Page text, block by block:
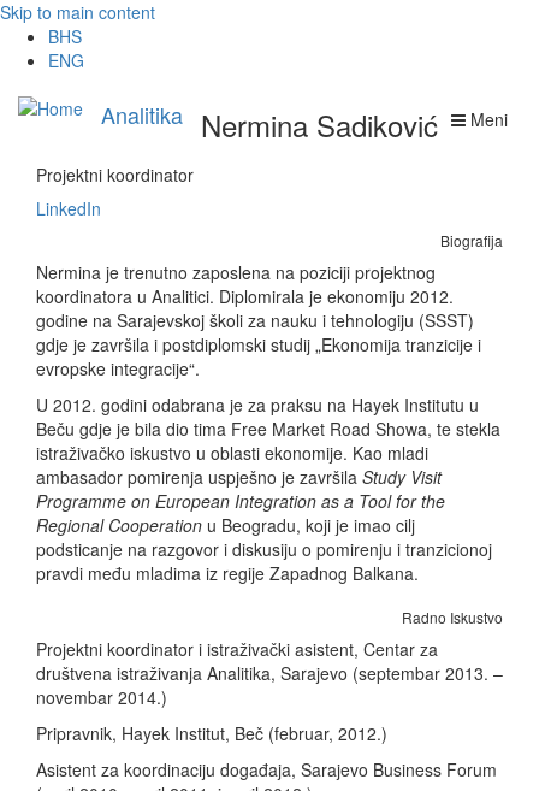
Skip to main content
BHS
ENG
Analitika Meni
Nermina Sadiković
Projektni koordinator
LinkedIn
Biografija
Nermina je trenutno zaposlena na poziciji projektnog
koordinatora u Analitici. Diplomirala je ekonomiju 2012.
godine na Sarajevskoj školi za nauku i tehnologiju (SSST)
gdje je završila i postdiplomski studij „Ekonomija tranzicije i
evropske integracije“.
U 2012. godini odabrana je za praksu na Hayek Institutu u
Beču gdje je bila dio tima Free Market Road Showa, te stekla
istraživačko iskustvo u oblasti ekonomije. Kao mladi
ambasador pomirenja uspješno je završila Study Visit
Programme on European Integration as a Tool for the
Regional Cooperation u Beogradu, koji je imao cilj
podsticanje na razgovor i diskusiju o pomirenju i tranzicionoj
pravdi među mladima iz regije Zapadnog Balkana.
Radno Iskustvo
Projektni koordinator i istraživački asistent, Centar za
društvena istraživanja Analitika, Sarajevo (septembar 2013. –
novembar 2014.)
Pripravnik, Hayek Institut, Beč (februar, 2012.)
Asistent za koordinaciju događaja, Sarajevo Business Forum